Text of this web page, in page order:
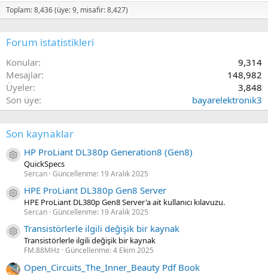
Toplam: 8,436 (üye: 9, misafir: 8,427)
Forum istatistikleri
Konular
9,314
Mesajlar
148,982
Üyeler
3,848
Son üye
bayarelektronik3
Son kaynaklar
Kaynak ikon/amblem
HP ProLiant DL380p Generation8 (Gen8)
QuickSpecs
Sercan Güncellenme: 19 Aralık 2025
Kaynak ikon/amblem
HPE ProLiant DL380p Gen8 Server
HPE ProLiant DL380p Gen8 Server'a ait kullanıcı kılavuzu.
Sercan Güncellenme: 19 Aralık 2025
Kaynak ikon/amblem
Transistörlerle ilgili değişik bir kaynak
Transistörlerle ilgili değişik bir kaynak
FM.88MHz Güncellenme:4 Ekim 2025
Open_Circuits_The_Inner_Beauty Pdf Book